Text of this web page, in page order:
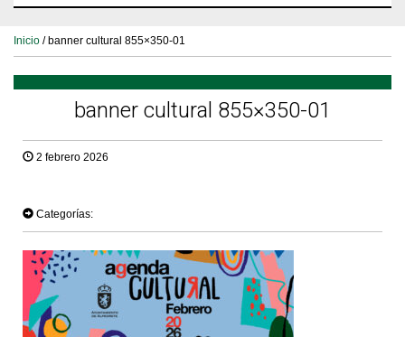
Inicio / banner cultural 855×350-01
banner cultural 855×350-01
2 febrero 2026
Categorías: